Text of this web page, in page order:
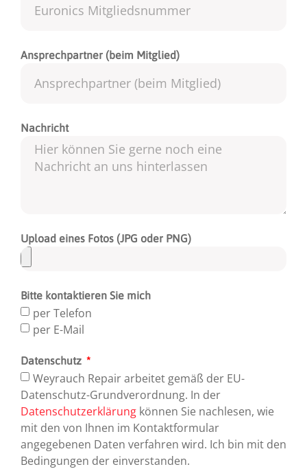
Ansprechpartner (beim Mitglied)
Nachricht
Upload eines Fotos (JPG oder PNG)
Bitte kontaktieren Sie mich
per Telefon
per E-Mail
Datenschutz
Weyrauch Repair arbeitet gemäß der EU-
Datenschutz-Grundverordnung. In der
Datenschutzerklärung können Sie nachlesen, wie
mit den von Ihnen im Kontaktformular
angegebenen Daten verfahren wird. Ich bin mit den
Bedingungen der einverstanden.